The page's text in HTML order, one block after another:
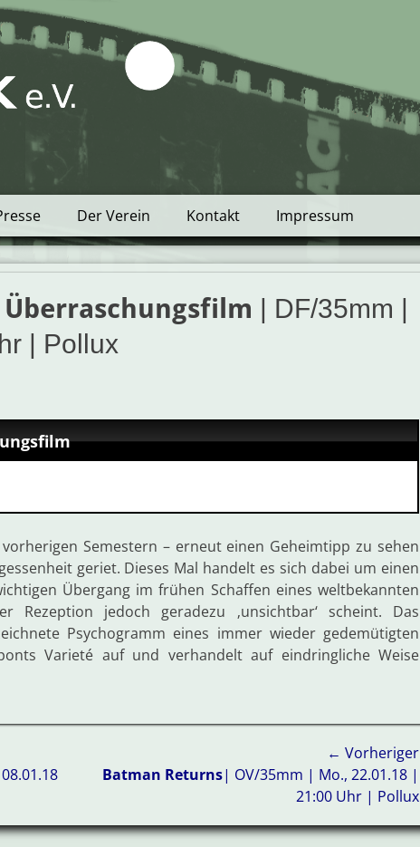
e.V.
Der Verein Kontakt Impressum
| DF/35mm |
| Pollux
Semestern – erneut einen Geheimtipp zu sehen
geriet. Dieses Mal handelt es sich dabei um einen
Übergang im frühen Schaffen eines weltbekannten
Rezeption jedoch geradezu ‚unsichtbar‘ scheint. Das
Psychogramm eines immer wieder gedemütigten
Varieté auf und verhandelt auf eindringliche Weise
← Vorheriger
Vorheriger
Batman Returns| OV/35mm | Mo., 22.01.18 |
21:00 Uhr | Pollux